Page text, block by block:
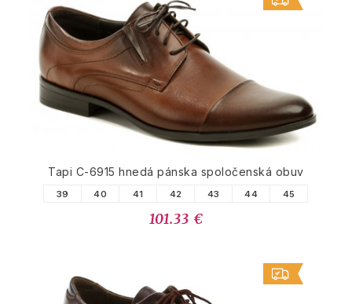
Tapi C-6915 hnedá pánska spoločenská obuv
39 40 41 42 43 44 45
101.33 €